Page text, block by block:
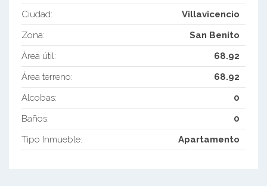
Ciudad:
Villavicencio
Zona:
San Benito
Área útil:
68.92
Área terreno:
68.92
Alcobas:
0
Baños:
0
Tipo Inmueble:
Apartamento